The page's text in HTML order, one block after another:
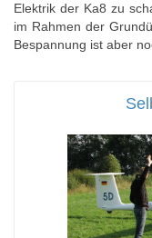
Elektrik der Ka8 zu
im Rahmen der
Bespannung ist aber